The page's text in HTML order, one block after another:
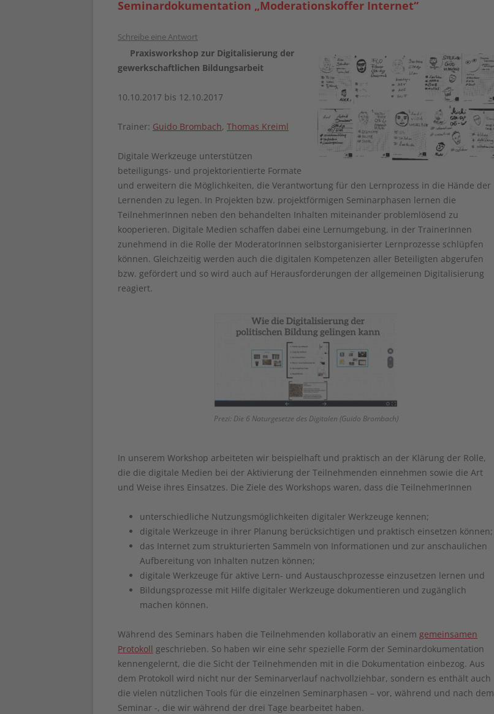
Seminardokumentation „Moderationskoffer Internet“
Schreibe eine Antwort
Praxisworkshop zur Digitalisierung der
gewerkschaftlichen Bildungsarbeit
10.10.2017 bis 12.10.2017
Trainer: Guido Brombach, Thomas Kreiml
Digitale Werkzeuge unterstützen
beteiligungs- und projektorientierte Formate
und erweitern die Möglichkeiten, die Verantwortung für den Lernprozess in die Hände der
Lernenden zu legen. In Projekten bzw. projektförmigen Seminarphasen lernen die
TeilnehmerInnen neben den behandelten Inhalten miteinander problemlösend zu
kooperieren. Digitale Medien schaffen dabei eine Lernumgebung, in der TrainerInnen
zunehmend in die Rolle der ModeratorInnen selbstorganisierter Lernprozesse schlüpfen
können. Gleichzeitig werden auch die digitalen Kompetenzen aller Beteiligten abgerufen
bzw. gefördert und so wird auch auf Herausforderungen der allgemeinen Digitalisierung
reagiert.
Prezi: Die 6 Naturgesetze des Digitalen (Guido Brombach)
In unserem Workshop arbeiteten wir beispielhaft und praktisch an der Klärung der Rolle,
die die digitale Medien bei der Aktivierung der Teilnehmenden einnehmen sowie die Art
und Weise ihres Einsatzes. Die Ziele des Workshops waren, dass die TeilnehmerInnen
unterschiedliche Nutzungsmöglichkeiten digitaler Werkzeuge kennen;
digitale Werkzeuge in ihrer Planung berücksichtigen und praktisch einsetzen können;
das Internet zum strukturierten Sammeln von Informationen und zur anschaulichen
Aufbereitung von Inhalten nutzen können;
digitale Werkzeuge für aktive Lern- und Austauschprozesse einzusetzen lernen und
Bildungsprozesse mit Hilfe digitaler Werkzeuge dokumentieren und zugänglich
machen können.
Während des Seminars haben die Teilnehmenden kollaborativ an einem gemeinsamen
Protokoll geschrieben. So haben wir eine sehr spezielle Form der Seminardokumentation
kennengelernt, die die Sicht der Teilnehmenden mit in die Dokumentation einbezog. Aus
dem Protokoll wird nicht nur der Seminarverlauf nachvollziehbar, sondern es enthält auch
die vielen nützlichen Tools für die einzelnen Seminarphasen – vor, während und nach dem
Seminar -, die wir während der drei Tage bearbeitet haben.